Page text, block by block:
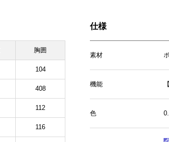
胸囲
104
408
112
116
仕様
素材
機能
色